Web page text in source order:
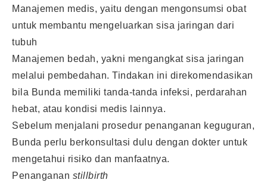
Manajemen medis, yaitu dengan mengonsumsi obat
untuk membantu mengeluarkan sisa jaringan dari
tubuh
Manajemen bedah, yakni mengangkat sisa jaringan
melalui pembedahan. Tindakan ini direkomendasikan
bila Bunda memiliki tanda-tanda infeksi, perdarahan
hebat, atau kondisi medis lainnya.
Sebelum menjalani prosedur penanganan keguguran,
Bunda perlu berkonsultasi dulu dengan dokter untuk
mengetahui risiko dan manfaatnya.
Penanganan stillbirth